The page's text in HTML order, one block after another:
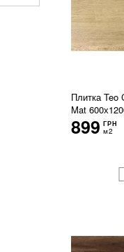
Плитка Teo
Mat
899 ГРН
м2